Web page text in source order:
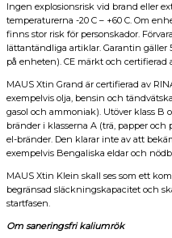
Ingen explosionsrisk vid brand eller
temperaturerna -20 C – +60 C. Om
finns stor risk för personskador.
lättantändliga artiklar. Garantin
på enheten). CE märkt och certifierad
MAUS Xtin Grand är certifierad av
exempelvis olja, bensin och
gasol och ammoniak). Utöver klass B
bränder i klasserna A (trä, papper
el-bränder. Den klarar inte av att
exempelvis Bengaliska eldar och
MAUS Xtin Klein skall ses som ett
begränsad släckningskapacitet och
startfasen.
Om saneringsfri kaliumrök